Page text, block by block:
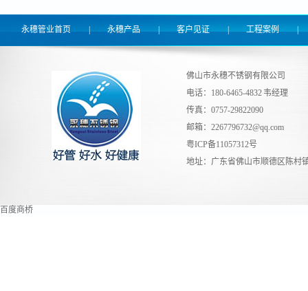
永穗管业首页 永穗产品 | 客户见证 | 工程案例 |
佛山市永穗不锈钢有限公司
电话：180-6465-4832 韦经理
传真：0757-29822090
邮箱：2267796732@qq.com
粤ICP备11057312号
地址：广东省佛山市顺德区陈
百度商桥